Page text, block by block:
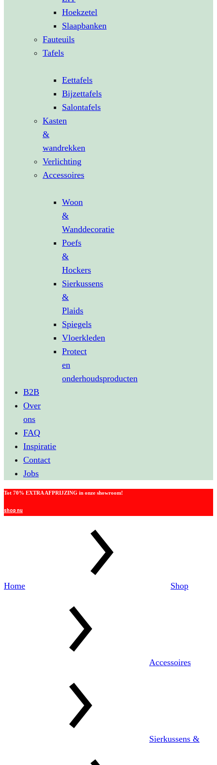
Hoekzetel
Slaapbanken
Fauteuils
Tafels
Eettafels
Bijzettafels
Salontafels
Kasten
&
wandrekken
Verlichting
Accessoires
Woon
&
Wanddecoratie
Poefs
&
Hockers
Sierkussens
&
Plaids
Spiegels
Vloerkleden
Protect
en
onderhoudsproducten
B2B
Over
ons
FAQ
Inspiratie
Contact
Jobs
Tot 70% EXTRA AFPRIJZING in onze showroom!
shop nu
Home Shop
Accessoires
Sierkussens &